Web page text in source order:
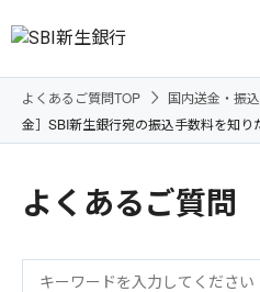
よくあるご質問TOP 国内送金・振
金］SBI新生銀行宛の振込手数料を知り
よくあるご質問